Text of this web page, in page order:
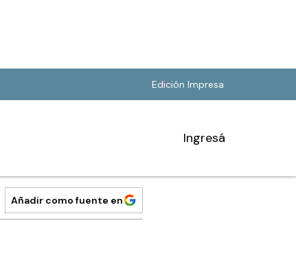
Edición Impresa
Ingresá
Añadir como fuente en